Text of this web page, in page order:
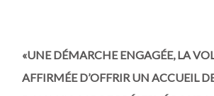
«UNE DÉMARCHE ENGAGÉE, LA
AFFIRMÉE D’OFFRIR UN ACCUEIL